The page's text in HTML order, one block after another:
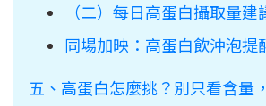
（二）每日高蛋白攝取量建
同場加映：高蛋白飲沖泡提
五、高蛋白怎麼挑？別只看含量